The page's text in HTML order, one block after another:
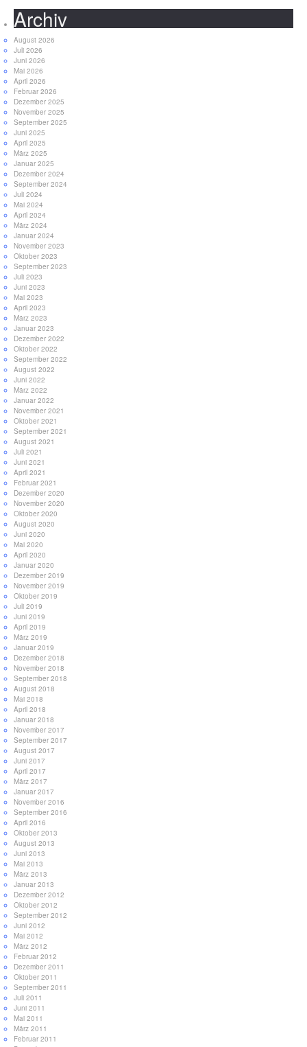
Archiv
August 2026
Juli 2026
Juni 2026
Mai 2026
April 2026
Februar 2026
Dezember 2025
November 2025
September 2025
Juni 2025
April 2025
März 2025
Januar 2025
Dezember 2024
September 2024
Juli 2024
Mai 2024
April 2024
März 2024
Januar 2024
November 2023
Oktober 2023
September 2023
Juli 2023
Juni 2023
Mai 2023
April 2023
März 2023
Januar 2023
Dezember 2022
Oktober 2022
September 2022
August 2022
Juni 2022
März 2022
Januar 2022
November 2021
Oktober 2021
September 2021
August 2021
Juli 2021
Juni 2021
April 2021
Februar 2021
Dezember 2020
November 2020
Oktober 2020
August 2020
Juni 2020
Mai 2020
April 2020
Januar 2020
Dezember 2019
November 2019
Oktober 2019
Juli 2019
Juni 2019
April 2019
März 2019
Januar 2019
Dezember 2018
November 2018
September 2018
August 2018
Mai 2018
April 2018
Januar 2018
November 2017
September 2017
August 2017
Juni 2017
April 2017
März 2017
Januar 2017
November 2016
September 2016
April 2016
Oktober 2013
August 2013
Juni 2013
Mai 2013
März 2013
Januar 2013
Dezember 2012
Oktober 2012
September 2012
Juni 2012
Mai 2012
März 2012
Februar 2012
Dezember 2011
Oktober 2011
September 2011
Juli 2011
Juni 2011
Mai 2011
März 2011
Februar 2011